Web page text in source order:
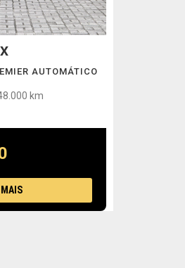
AUTOMÁTICO
km
MAIS